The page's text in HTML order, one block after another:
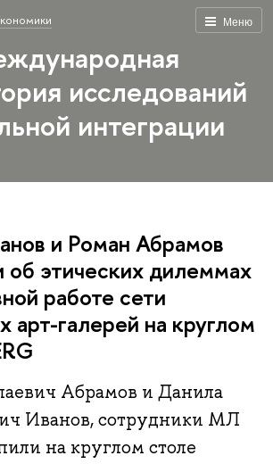
Меню
исследований
интеграции
и Роман Абрамов
об этических дилеммах
работе сети
арт-галерей на круглом
Абрамов и Данила
Иванов, сотрудники МЛ
на круглом столе